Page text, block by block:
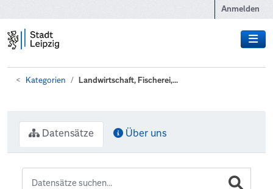
Anmelden
Kategorien Landwirtschaft, Fischerei,...
Datensätze Über uns